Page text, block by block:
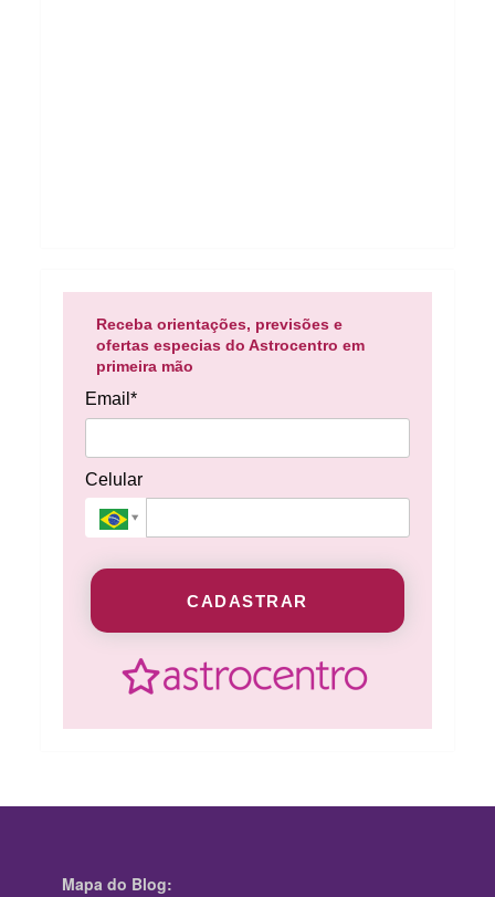
Receba orientações, previsões e
ofertas especias do Astrocentro em
primeira mão
Email*
Celular
CADASTRAR
Mapa do Blog: